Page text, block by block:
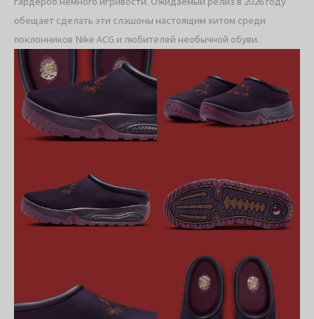
обещает сделать эти слэшоны настоящим хитом среди
поклонников Nike ACG и любителей необычной обуви.